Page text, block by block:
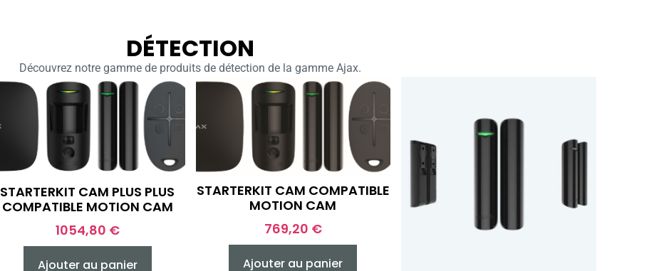
DÉTECTION
Découvrez notre gamme de produits de détection de la gamme Ajax.
STARTERKIT CAM PLUS PLUS
COMPATIBLE MOTION CAM
1054,80 €
Ajouter au panier
STARTERKIT CAM COMPATIBLE
MOTION CAM
769,20 €
Ajouter au panier